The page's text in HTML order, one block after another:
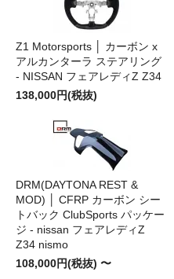
Z1 Motorsports │ カーボン x
アルカンターラ ステアリング
- NISSAN フェアレディZ Z34
138,000円(税抜)
DRM(DAYTONA REST &
MOD) │ CFRP カーボン シー
トバック ClubSports パッケー
ジ - nissan フェアレディZ
Z34 nismo
108,000円(税抜) 〜